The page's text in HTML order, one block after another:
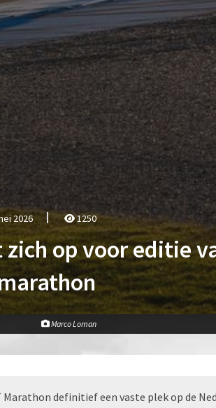
Marco Loman
2026 1250
op voor editie
definitief een vaste plek op de